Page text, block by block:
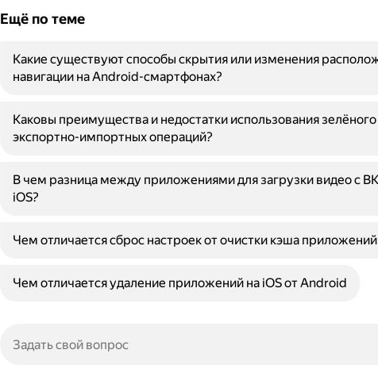
Ещё по теме
Какие существуют способы скрытия или изменения
навигации на Android-смартфонах?
Каковы преимущества и недостатки использования
экспортно-импортных операций?
В чем разница между приложениями для загрузки видео с
iOS?
Чем отличается сброс настроек от очистки кэша
Чем отличается удаление приложений на iOS от Android